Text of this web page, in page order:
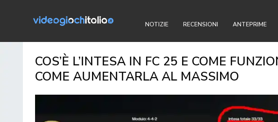
NOTIZIE RECENSIONI ANTEPRIME
COS’È L’INTESA IN FC 25 E COME
COME AUMENTARLA AL MASSIMO